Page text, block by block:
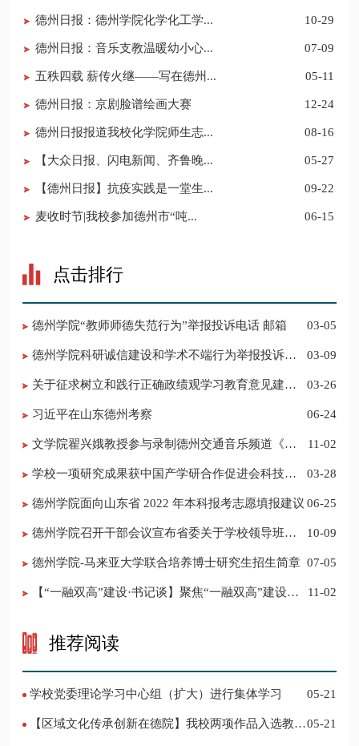
德州日报：德州学院化学化工学... 10-29
德州日报：音乐支教温暖幼小心... 07-09
五秩四载 薪传火继——写在德州... 05-11
德州日报：京剧脸谱绘画大赛 12-24
德州日报报道我校化学院师生志... 08-16
【大众日报、闪电新闻、齐鲁晚... 05-27
【德州日报】抗疫实践是一堂生... 09-22
​麦收时节|我校参加德州市“吨... 06-15
点击排行
德州学院“教师师德失范行为”举报投诉电话 邮箱 03-05
德州学院科研诚信建设和学术不端行为举报投诉电
03-09
03-26
习近平在山东德州考察 06-24
​文学院翟兴娥教授参与录制德州交通音乐频道《科
11-02
学校一项研究成果获中国产学研合作促进会科技创
03-28
德州学院面向山东省 2022 年本科报考志愿填报建议 06-25
​德州学院召开干部会议宣布省委关于学校领导班子
10-09
德州学院-马来亚大学联合培养博士研究生招生简章 07-05
11-02
推荐阅读
学校党委理论学习中心组（扩大）进行集体学习 05-21
05-21